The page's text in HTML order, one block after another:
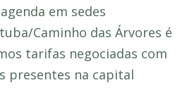
em sedes
Caminho das Árvores é
tarifas negociadas com
presentes na capital